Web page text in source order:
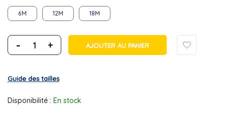
6M 12M 18M
- + AJOUTER AU PANIER
Guide des tailles
Disponibilité : En stock